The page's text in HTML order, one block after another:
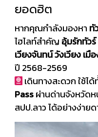
ยอดฮิต
หากคุณกำลังมองหา ทั
ไฮไลท์สำคัญ อุ้มรักทัวร์
เวียงจันทน์ วังเวียง เมื
ปี 2568-2569
เดินทางสะดวก ใช้ได้
Passผ่านด่านจังหวัด
สปป.ลาว ได้อย่างง่าย